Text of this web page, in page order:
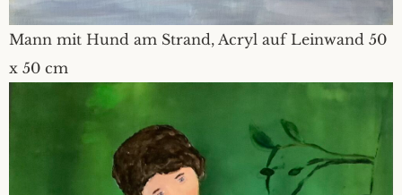
Mann mit Hund am Strand, Acryl auf Leinwand 50
x 50 cm